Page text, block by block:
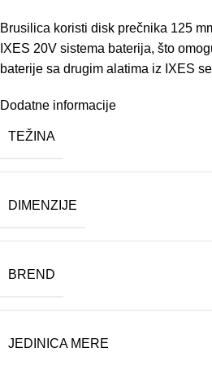
Brusilica koristi disk prečnika 125
IXES 20V sistema baterija, što
baterije sa drugim alatima iz IXES
Dodatne informacije
TEŽINA
DIMENZIJE
BREND
JEDINICA MERE